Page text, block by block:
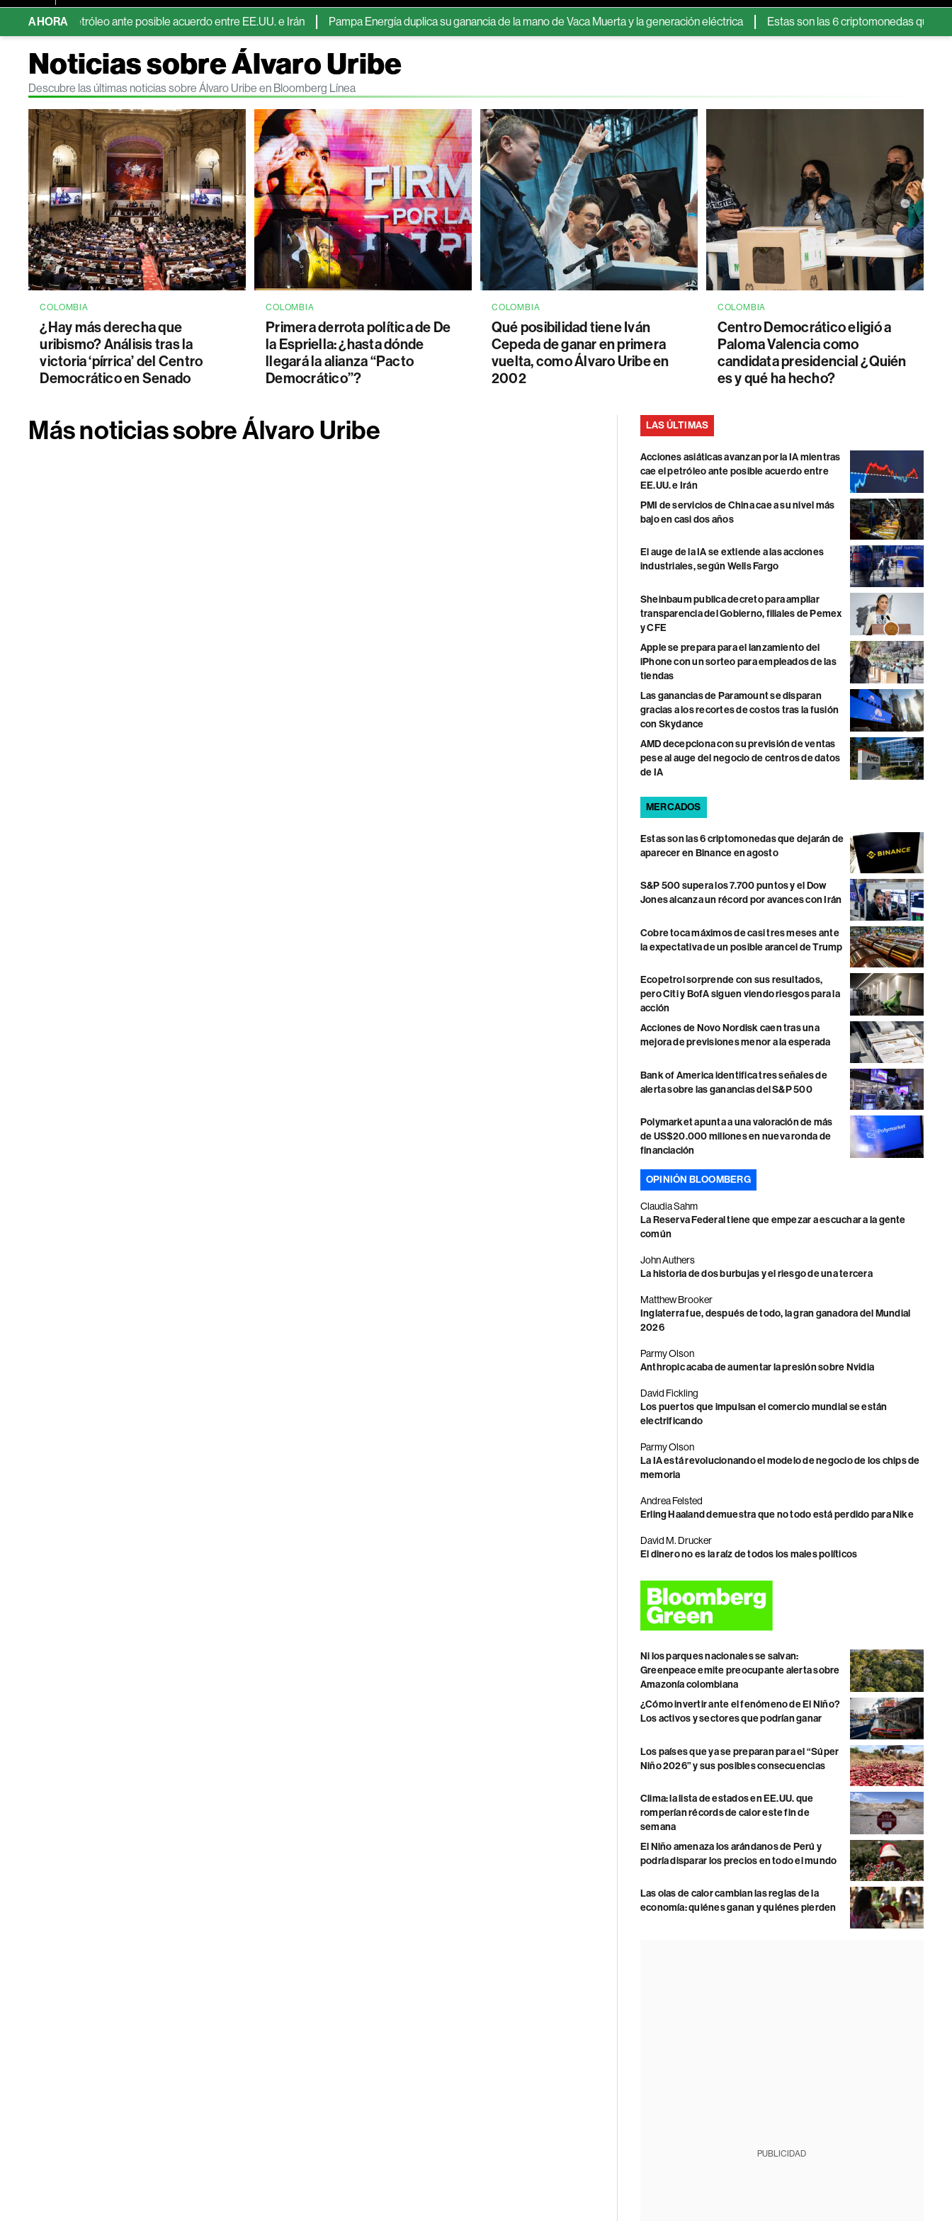
AHORA
petróleo ante posible acuerdo entre EE.UU. e Irán Pampa Energía duplica su ganancia de la mano de Vaca Muerta y la generación eléctrica Estas son las 6 criptomonedas que dejarán de
Noticias sobre Álvaro Uribe
Descubre las últimas noticias sobre Álvaro Uribe en Bloomberg Línea
COLOMBIA
¿Hay más derecha que
uribismo? Análisis tras la
victoria ‘pírrica’ del Centro
Democrático en Senado
COLOMBIA
Primera derrota política de De
la Espriella: ¿hasta dónde
llegará la alianza “Pacto
Democrático”?
COLOMBIA
Qué posibilidad tiene Iván
Cepeda de ganar en primera
vuelta, como Álvaro Uribe en
2002
COLOMBIA
Centro Democrático eligió a
Paloma Valencia como
candidata presidencial ¿Quién
es y qué ha hecho?
Más noticias sobre Álvaro Uribe LAS ÚLTIMAS
Acciones asiáticas avanzan por la IA mientras
cae el petróleo ante posible acuerdo entre
EE.UU. e Irán
PMI de servicios de China cae a su nivel más
bajo en casi dos años
El auge de la IA se extiende a las acciones
industriales, según Wells Fargo
Sheinbaum publica decreto para ampliar
transparencia del Gobierno, filiales de Pemex
y CFE
Apple se prepara para el lanzamiento del
iPhone con un sorteo para empleados de las
tiendas
Las ganancias de Paramount se disparan
gracias a los recortes de costos tras la fusión
con Skydance
AMD decepciona con su previsión de ventas
pese al auge del negocio de centros de datos
de IA
MERCADOS
Estas son las 6 criptomonedas que dejarán de
aparecer en Binance en agosto
S&P 500 supera los 7.700 puntos y el Dow
Jones alcanza un récord por avances con Irán
Cobre toca máximos de casi tres meses ante
la expectativa de un posible arancel de Trump
Ecopetrol sorprende con sus resultados,
pero Citi y BofA siguen viendo riesgos para la
acción
Acciones de Novo Nordisk caen tras una
mejora de previsiones menor a la esperada
Bank of America identifica tres señales de
alerta sobre las ganancias del S&P 500
Polymarket apunta a una valoración de más
de US$20.000 millones en nueva ronda de
financiación
OPINIÓN BLOOMBERG
Claudia Sahm
La Reserva Federal tiene que empezar a escuchar a la gente
común
John Authers
La historia de dos burbujas y el riesgo de una tercera
Matthew Brooker
Inglaterra fue, después de todo, la gran ganadora del Mundial
2026
Parmy Olson
Anthropic acaba de aumentar la presión sobre Nvidia
David Fickling
Los puertos que impulsan el comercio mundial se están
electrificando
Parmy Olson
La IA está revolucionando el modelo de negocio de los chips de
memoria
Andrea Felsted
Erling Haaland demuestra que no todo está perdido para Nike
David M. Drucker
El dinero no es la raíz de todos los males políticos
Ni los parques nacionales se salvan:
Greenpeace emite preocupante alerta sobre
Amazonía colombiana
¿Cómo invertir ante el fenómeno de El Niño?
Los activos y sectores que podrían ganar
Los países que ya se preparan para el “Súper
Niño 2026” y sus posibles consecuencias
Clima: la lista de estados en EE.UU. que
romperían récords de calor este fin de
semana
El Niño amenaza los arándanos de Perú y
podría disparar los precios en todo el mundo
Las olas de calor cambian las reglas de la
economía: quiénes ganan y quiénes pierden
PUBLICIDAD